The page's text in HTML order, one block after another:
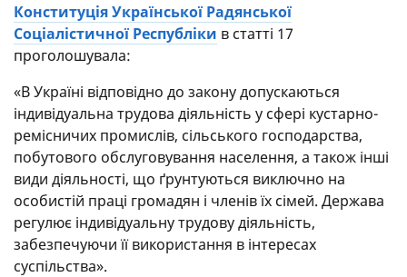
Конституція Української Радянської
Соціалістичної Республіки в статті 17
проголошувала:
«В Україні відповідно до закону допускаються
індивідуальна трудова діяльність у сфері кустарно-
ремісничих промислів, сільського господарства,
побутового обслуговування населення, а також інші
види діяльності, що ґрунтуються виключно на
особистій праці громадян і членів їх сімей. Держава
регулює індивідуальну трудову діяльність,
забезпечуючи її використання в інтересах
суспільства».